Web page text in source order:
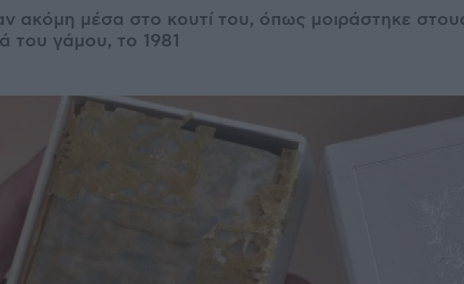
ακόμη μέσα στο κουτί του, όπως μοιράστηκε
του γάμου, το 1981